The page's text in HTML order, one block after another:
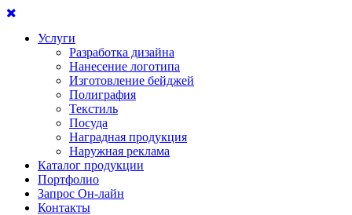
Услуги
Разработка дизайна
Нанесение логотипа
Изготовление бейджей
Полиграфия
Текстиль
Посуда
Наградная продукция
Наружная реклама
Каталог продукции
Портфолио
Запрос Он-лайн
Контакты